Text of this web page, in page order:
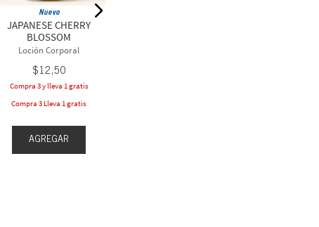
Nuevo
JAPANESE CHERRY
BLOSSOM
Loción Corporal
$12,50
Compra 3 y lleva 1 gratis
Compra 3 Lleva 1 gratis
AGREGAR